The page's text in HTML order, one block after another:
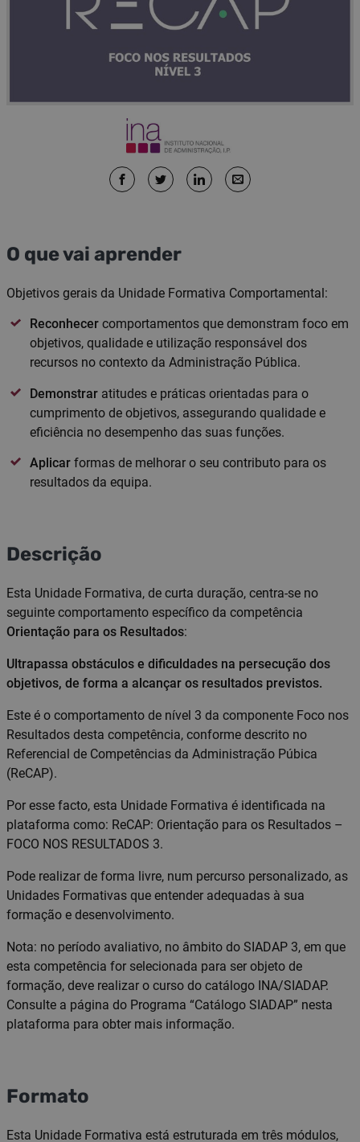
O que vai aprender
Objetivos gerais da Unidade Formativa Comportamental:
Reconhecer comportamentos que demonstram foco em
objetivos, qualidade e utilização responsável dos
recursos no contexto da Administração Pública.
Demonstrar atitudes e práticas orientadas para o
cumprimento de objetivos, assegurando qualidade e
eficiência no desempenho das suas funções.
Aplicar formas de melhorar o seu contributo para os
resultados da equipa.
Descrição
Esta Unidade Formativa, de curta duração, centra-se no
seguinte comportamento específico da competência
Orientação para os Resultados:
Ultrapassa obstáculos e dificuldades na persecução dos
objetivos, de forma a alcançar os resultados previstos.​​
Este é o comportamento de nível 3 da componente Foco nos
Resultados desta competência, conforme descrito no
Referencial de Competências da Administração Púbica
(ReCAP).
Por esse facto, esta Unidade Formativa é identificada na
plataforma como: ReCAP: Orientação para os Resultados –
FOCO NOS RESULTADOS 3.
Pode realizar de forma livre, num percurso personalizado, as
Unidades Formativas que entender adequadas à sua
formação e desenvolvimento.
Nota: no período avaliativo, no âmbito do SIADAP 3, em que
esta competência for selecionada para ser objeto de
formação, deve realizar o curso do catálogo INA/SIADAP.
Consulte a página do Programa “Catálogo SIADAP” nesta
plataforma para obter mais informação.
Formato
Esta Unidade Formativa está estruturada em três módulos,